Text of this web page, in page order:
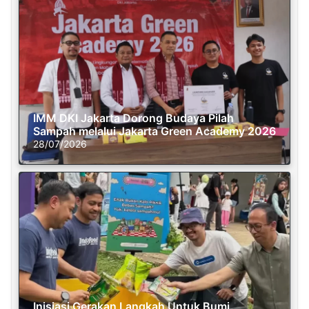
IMM DKI Jakarta Dorong Budaya Pilah
Sampah melalui Jakarta Green Academy 2026
28/07/2026